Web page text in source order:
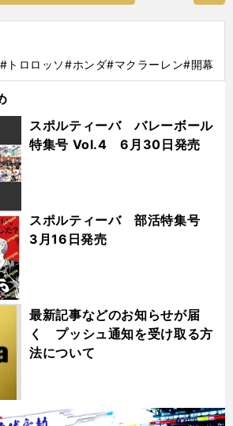
#トロロッソ#ホンダ#マクラーレン#開幕
スポルティーバ バレーボール
特集号 Vol.4 6月30日発売
スポルティーバ 部活特集号
3月16日発売
最新記事などのお知らせが届
く プッシュ通知を受け取る方
法について